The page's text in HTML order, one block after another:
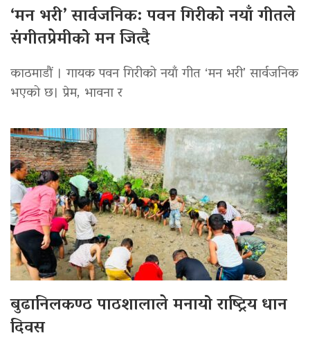
‘मन भरी’ सार्वजनिक: पवन गिरीको नयाँ गीतले
संगीतप्रेमीको मन जित्दै
काठमाडौं । गायक पवन गिरीको नयाँ गीत ‘मन भरी’ सार्वजनिक
भएको छ। प्रेम, भावना र
बुढानिलकण्ठ पाठशालाले मनायो राष्ट्रिय धान
दिवस